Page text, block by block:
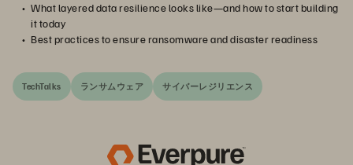
What layered data resilience looks like—and how to start building
it today
Best practices to ensure ransomware and disaster readiness
TechTalks ランサムウェア サイバーレジリエンス